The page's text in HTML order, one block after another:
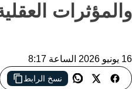
والمؤثرات
16 يونيو 2026 الساعة 8:17
نسخ الرابط
ضربات أمنية متفرقة تنجح في